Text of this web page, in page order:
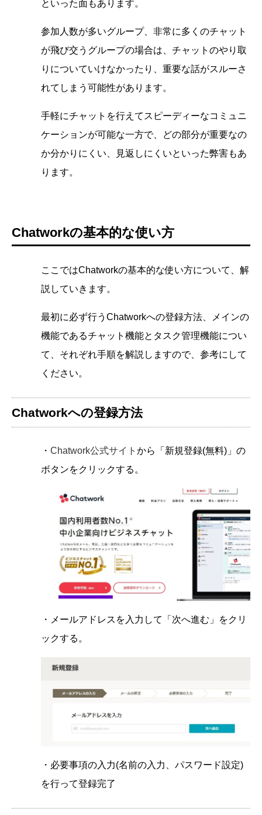
といった面もあります。
参加人数が多いグループ、非常に多くのチャット
が飛び交うグループの場合は、チャットのやり取
りについていけなかったり、重要な話がスルーさ
れてしまう可能性があります。
手軽にチャットを行えてスピーディーなコミュニ
ケーションが可能な一方で、どの部分が重要なの
か分かりにくい、見返しにくいといった弊害もあ
ります。
Chatworkの基本的な使い方
ここではChatworkの基本的な使い方について、解
説していきます。
最初に必ず行うChatworkへの登録方法、メインの
機能であるチャット機能とタスク管理機能につい
て、それぞれ手順を解説しますので、参考にして
ください。
Chatworkへの登録方法
・ Chatwork公式サイト から「新規登録(無料)」の
ボタンをクリックする。
・メールアドレスを入力して「次へ進む」をクリ
ックする。
・必要事項の入力(名前の入力、パスワード設定)
を行って登録完了